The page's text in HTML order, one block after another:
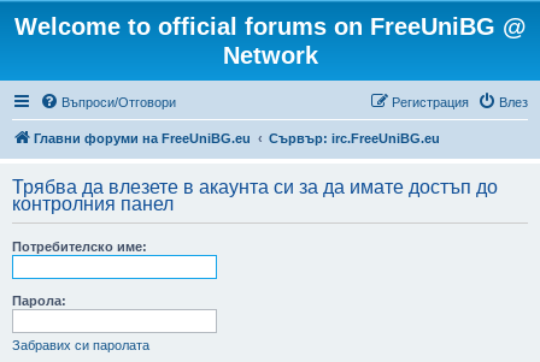
Welcome to official forums on FreeUniBG @
Network
Въпроси/Отговори Влез
Регистрация
Главни форуми на FreeUniBG.eu Сървър: irc.FreeUniBG.eu
Трябва да влезете в акаунта си за да имате достъп до
контролния панел
Потребителско име:
Парола:
Забравих си паролата